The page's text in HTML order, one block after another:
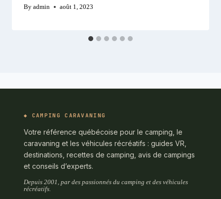
By admin août 1, 2023
CAMPING CARAVANING
Votre référence québécoise pour le camping, le
caravaning et les véhicules récréatifs : guides VR,
destinations, recettes de camping, avis de campings
et conseils d’experts.
Depuis 2001, par des passionnés du camping et des véhicules
récréatifs.